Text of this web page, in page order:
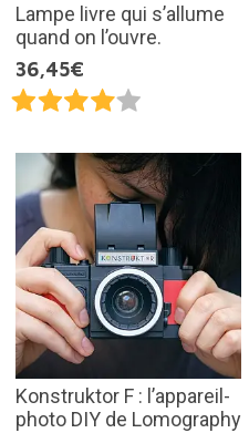
Lampe livre qui s’allume
quand on l’ouvre.
36,45€
Konstruktor F : l’appareil-
photo DIY de Lomography